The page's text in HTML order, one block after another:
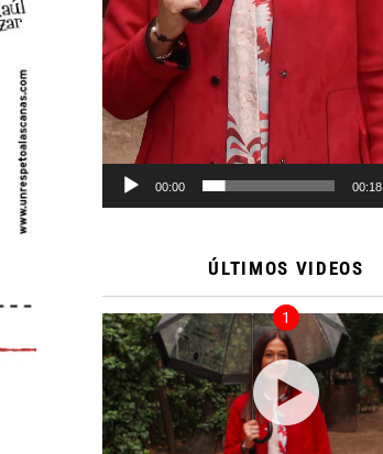
00:00 00:18
ÚLTIMOS VIDEOS